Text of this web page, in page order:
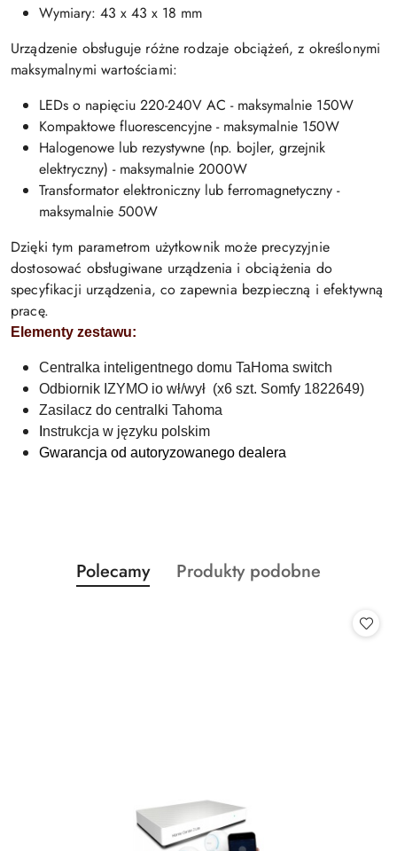
Wymiary: 43 x 43 x 18 mm
Urządzenie obsługuje różne rodzaje obciążeń, z określonymi
maksymalnymi wartościami:
LEDs o napięciu 220-240V AC - maksymalnie 150W
Kompaktowe fluorescencyjne - maksymalnie 150W
Halogenowe lub rezystywne (np. bojler, grzejnik
elektryczny) - maksymalnie 2000W
Transformator elektroniczny lub ferromagnetyczny -
maksymalnie 500W
Dzięki tym parametrom użytkownik może precyzyjnie
dostosować obsługiwane urządzenia i obciążenia do
specyfikacji urządzenia, co zapewnia bezpieczną i efektywną
pracę.
Elementy zestawu:
Centralka inteligentnego domu TaHoma switch
Odbiornik IZYMO io wł/wył (x6 szt. Somfy 1822649)
Zasilacz do centralki Tahoma
nstrukcja w języku polskim
Gwarancja od autoryzowanego dealera
Pomiń karuzelę produktów
Produkty
o
Polecamy
Produkty
Produkty podobne